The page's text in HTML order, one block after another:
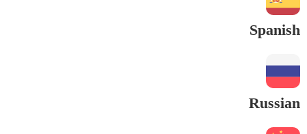
Spanish
Russian